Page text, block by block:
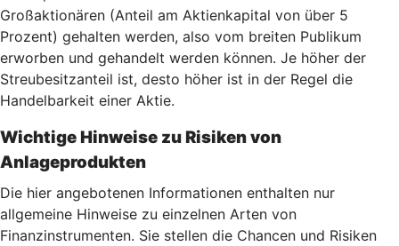
Großaktionären (Anteil am Aktienkapital von über 5
Prozent) gehalten werden, also vom breiten Publikum
erworben und gehandelt werden können. Je höher der
Streubesitzanteil ist, desto höher ist in der Regel die
Handelbarkeit einer Aktie.
Wichtige Hinweise zu Risiken von
Anlageprodukten
Die hier angebotenen Informationen enthalten nur
allgemeine Hinweise zu einzelnen Arten von
Finanzinstrumenten. Sie stellen die Chancen und Risiken